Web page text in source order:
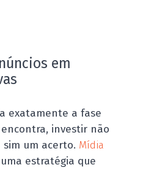
em
exatamente a fase
investir não
sim um acerto. Mídia
estratégia que